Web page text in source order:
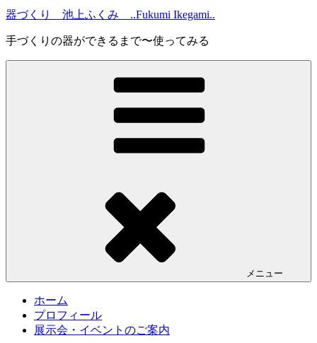
器づくり 池上ふくみ ..Fukumi Ikegami..
手づくりの器ができるまで〜使ってみる
メニュー
ホーム
プロフィール
展示会・イベントのご案内